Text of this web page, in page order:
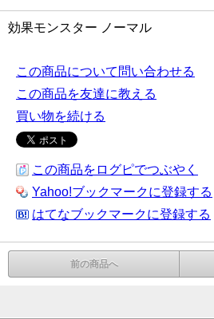
効果モンスター ノーマル
この商品について問い合わせる
この商品を友達に教える
買い物を続ける
この商品をログピでつぶやく
Yahoo!ブックマークに登録する
はてなブックマークに登録する
前の商品へ